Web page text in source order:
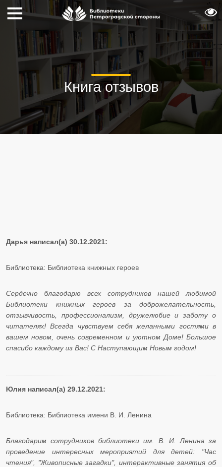
Книга отзывов
Дарья написал(а) 30.12.2021:
Библиотека: Библиотека книжных героев
Сердечно благодарю всех сотрудников нашей любимой
Библиотеки книжных героев за доброжелательность,
отзывчивость, профессионализм, дружелюбие и заботу о
читателях! Всегда чувствуем себя желанными гостями в
вашем новом, очень современном и уютном Доме! Большое
спасибо каждому из Вас! С Наступающим Новым годом!
Юлия написал(а) 29.12.2021:
Библиотека: Библиотека имени В. И. Ленина
Благодарим сотрудников библиотеки им. В. И. Ленина за
проведение интересных мероприятий для детей: "Час
чтения", "Живописные загадки", интерактивные занятия об